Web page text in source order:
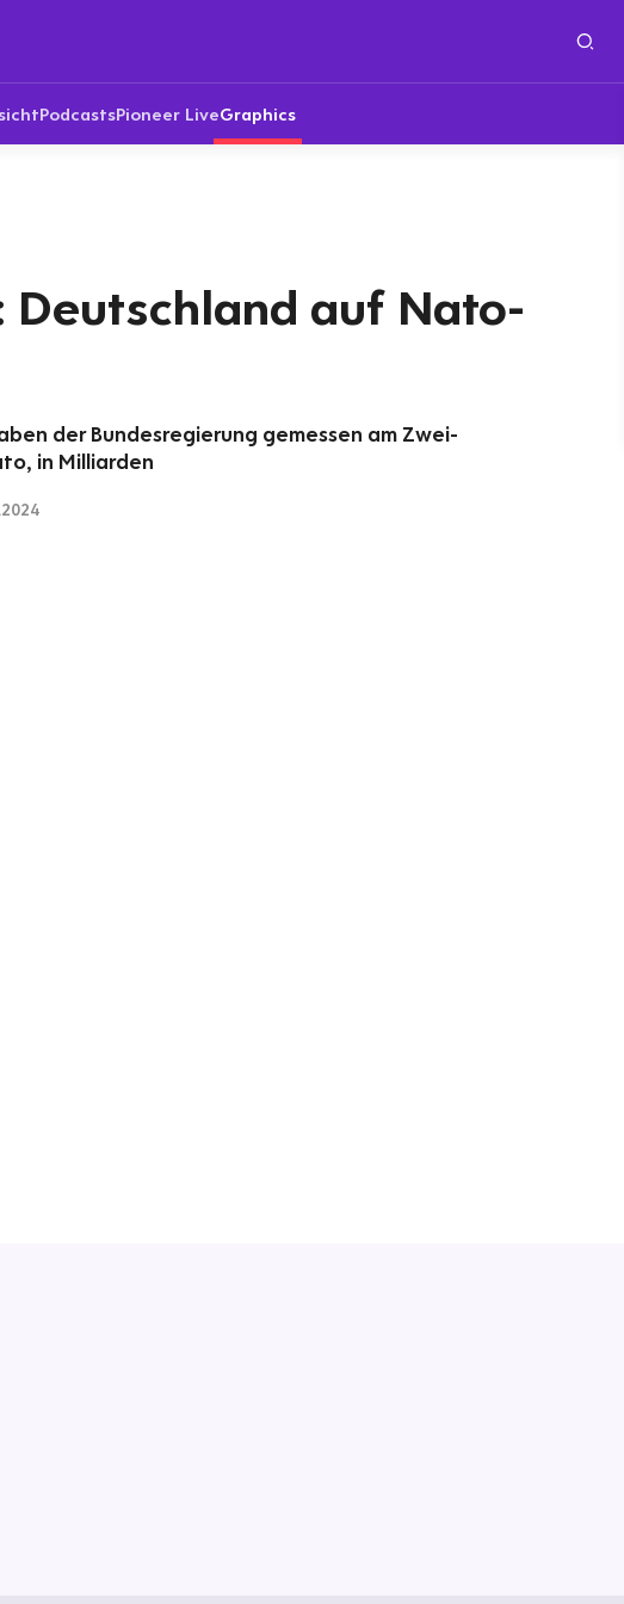
PodcastsPioneer LiveGraphics
Deutschland auf Nato-
der Bundesregierung gemessen am Zwei-
in Milliarden